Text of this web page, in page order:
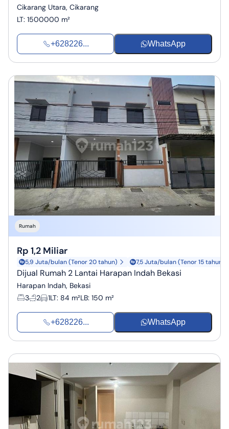
Cikarang Utara, Cikarang
LT: 1500000 m²
+628226... WhatsApp
Rumah
Rp 1,2 Miliar
5,9 Juta/bulan (Tenor 20 tahun) 7,5 Juta/bulan (Tenor 15 tahun)
Dijual Rumah 2 Lantai Harapan Indah Bekasi
Harapan Indah, Bekasi
3
2 1LT: 84 m²LB: 150 m²
+628226... WhatsApp